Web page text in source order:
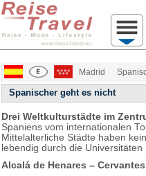
Madrid
Spanischer geht es nicht
Drei Weltkulturstädte im
Spaniens vom internationalen
Mittelalterliche Städte haben
lebendig durch die Universitäten
Alcalá de Henares –